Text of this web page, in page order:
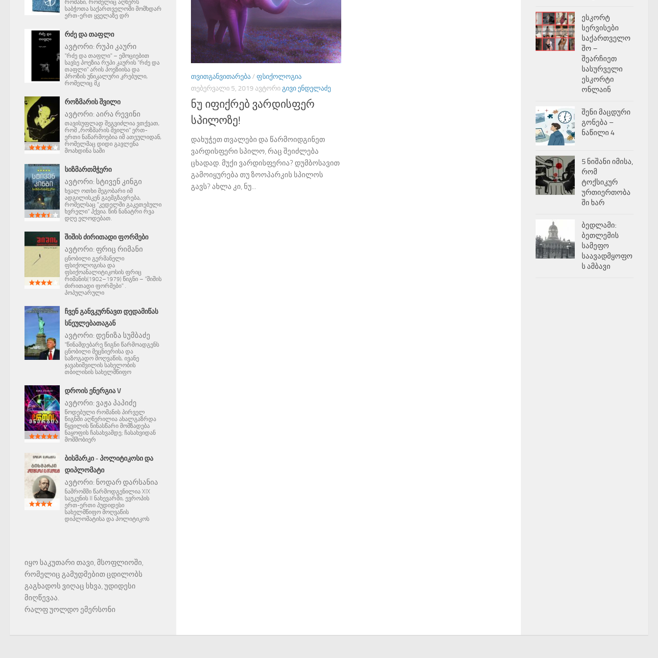
ᲗᲕᲘᲗᲒᲐᲜᲕᲘᲗᲐᲠᲔᲑᲐ/ ᲤᲡᲘᲥᲝᲚᲝᲒᲘᲐ
ᲗᲔᲑᲔᲠᲕᲐᲚᲘ 5, 2019 ᲐᲕᲢᲝᲠᲘᲒᲘᲕᲘ ᲔᲜᲓᲔᲚᲐᲫᲔ
ნუ იფიქრებ ვარდისფერ
სპილოზე!
დახუჭეთ თვალები და წარმოიდგინეთ
ვარდისფერი სპილო, რაც შეიძლება
ცხადად. მუქი ვარდისფერია? დუმბოსავით
გამოიყურება თუ ზოოპარკის სპილოს
გავს? ახლა კი, ნუ...
რომანი, რომელიც აღწერს
საბჭოთა საქართველოში მომხდარ
ერთ-ერთ ყველაზე დრ
ᲠᲫᲔ ᲓᲐ ᲗᲐᲤᲚᲘ
ავტორი: რუპი კაური
"რძე და თაფლი" – ემოციებით
სავსე პოეზია რუპი კაურის "რძე და
თაფლი" არის პოეზიისა და
პროზის უნიკალური კრებული,
რომელიც მკ
ᲠᲝᲖᲛᲐᲠᲘᲡ ᲨᲕᲘᲚᲘ
ავტორი: აირა რევინი
თავისუფლად შეგვიძლია ვთქვათ,
რომ „როზმარის შვილი" ერთ-
ერთი ნაწარმოებია იმ ათეულიდან,
რომელმაც დიდი გავლენა
მოახდინა საში
ᲡᲘᲖᲛᲐᲠᲗᲛᲭᲔᲠᲘ
ავტორი: სტივენ კინგი
ხვალ ოთხი მეგობარი იმ
ადგილისკენ გაემგზავრება,
რომელსაც "კედელში გაკეთებული
ხვრელი" ჰქვია. წინ ნანატრი რვა
დღე ელოდებათ.
ᲨᲘᲨᲘᲡ ᲫᲘᲠᲘᲗᲐᲓᲘ ᲤᲝᲠᲛᲔᲑᲘ
ავტორი: ფრიც რიმანი
ცნობილი გერმანელი
ფსიქოლოგისა და
ფსიქოანალიტიკოსის ფრიც
რიმანის(1902–1979) წიგნი – "შიშის
ძირითადი ფორმები" .
პოპულარული
ᲩᲕᲔᲜ ᲒᲐᲜᲕᲙᲣᲠᲜᲐᲕᲗ ᲓᲔᲓᲐᲛᲘᲬᲐᲡ
ᲡᲜᲔᲣᲚᲔᲑᲐᲗᲐᲒᲐᲜ
ავტორი: დენიზა სუმბაძე
"წინამდებარე წიგნი წარმოადგენს
ცნობილი მეცნიერისა და
საზოგადო მოღვაწის, ივანე
ჯავახიშვილის სახელობის
თბილისის სახელმწიფო
ᲓᲠᲝᲘᲡ ᲔᲜᲔᲠᲒᲘᲐ V
ავტორი: ვაჟა პაპიძე
წოდებული რომანის პირველ
წიგნში აღწერილია ახალგაზრდა
წყვილის წინასწარი მომზადება
ნაყოფის ჩასახვამდე; ჩასახვიდან
მომშობიერ
ᲑᲘᲡᲛᲐᲠᲙᲘ - ᲞᲝᲚᲘᲢᲘᲙᲝᲡᲘ ᲓᲐ
ᲓᲘᲞᲚᲝᲛᲐᲢᲘ
ავტორი: ნოდარ დარსანია
ნაშრომში წარმოდგენილია XIX
საუკუნის II ნახევარში, ევროპის
ერთ-ერთი პუდიდესი
სახელმწიფო მოღვაწის
დიპლომატისა და პოლიტიკოს
იყო საკუთარი თავი, მსოფლიოში,
რომელიც გამუდმებით ცდილობს
გაგხადოს ვიღაც სხვა, უდიდესი
მიღწევაა.
რალფ უოლდო ემერსონი
ესკორტ
სერვისები
საქართველო
შო –
შეარჩიეთ
სასურველი
ესკორტი
ონლაინ
შენი მაცდური
გონება –
ნაწილი 4
5 ნიშანი იმისა,
რომ
ტოქსიკურ
ურთიერთობა
ში ხარ
ბედლამი:
ბეთლემის
სამეფო
საავადმყოფო
ს ამბავი